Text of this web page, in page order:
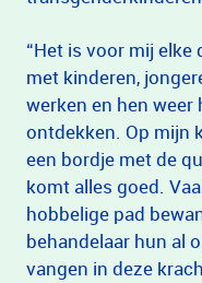
“Het is voor mij elke
met kinderen,
werken en hen
ontdekken. Op mijn
een bordje met de
komt alles goed.
hobbelige pad
behandelaar hun al
vangen in deze